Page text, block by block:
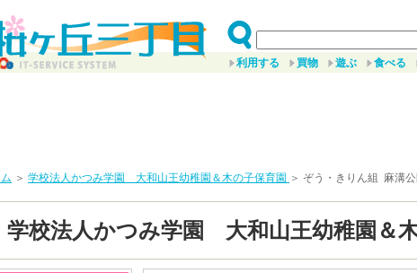
利用する 買物 遊ぶ 食べる
＞ 学校法人かつみ学園 大和山王幼稚園＆木の子保育園 ＞ ぞう・きりん組 麻溝
学校法人かつみ学園 大和山王幼稚園＆